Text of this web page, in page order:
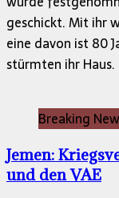
geschickt. Mit ihr
eine davon ist 80
stürmten ihr Haus.
Breaking
Jemen:
und den VAE